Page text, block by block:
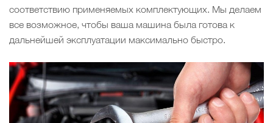
соответствию применяемых комплектующих. Мы делаем
все возможное, чтобы ваша машина была готова к
дальнейшей эксплуатации максимально быстро.